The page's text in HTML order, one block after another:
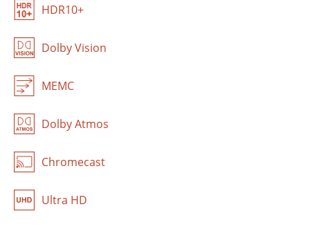
HDR10+
Dolby Vision
MEMC
Dolby Atmos
Chromecast
Ultra HD
показать
актуальные фирменные магазины Grundig